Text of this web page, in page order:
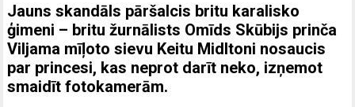
Jauns skandāls pāršalcis britu karalisko
ģimeni – britu žurnālists Omīds Skūbijs prinča
Viljama mīļoto sievu Keitu Midltoni nosaucis
par princesi, kas neprot darīt neko, izņemot
smaidīt fotokamerām.